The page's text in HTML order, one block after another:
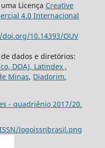
Licença Creative
4.0 Internacional
10.14393/OUV
dados e diretórios:
DOAJ, Latindex ,
Minas, Diadorim,
- quadriênio 2017/20.